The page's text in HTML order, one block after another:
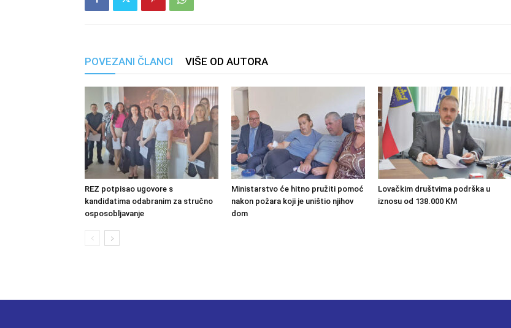
POVEZANI ČLANCI VIŠE OD AUTORA
REZ potpisao ugovore s
kandidatima odabranim za stručno
osposobljavanje
Ministarstvo će hitno pružiti pomoć
nakon požara koji je uništio njihov
dom
Lovačkim društvima podrška u
iznosu od 138.000 KM